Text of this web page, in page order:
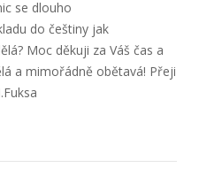
se dlouho
do češtiny jak
Moc děkuji za Váš čas a
a mimořádně obětavá! Přeji